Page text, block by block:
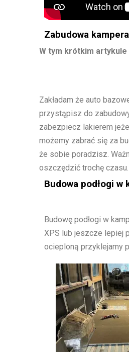
Zabudowa
W tym krótkim
Zakładam że auto
przystąpisz do
zabezpiecz lakierem
możemy zabrać się za
że sobie poradzisz.
oszczędzić trochę czasu.
Budowa podłogi w
Budowę podłogi w
XPS lub jeszcze lepiej
ocieploną przyklejamy